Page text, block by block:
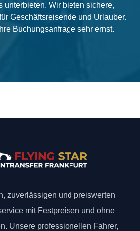
Wir bieten sichere,
Geschäftsreisende und Urlauber.
Buchungsanfrage sehr ernst.
zuverlässigen und preiswerten
mit Festpreisen und ohne
Unsere professionellen Fahrer,